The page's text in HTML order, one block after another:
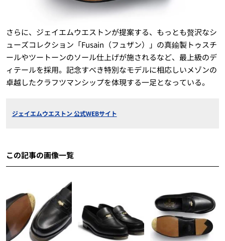
さらに、ジェイエムウエストンが提案する、もっとも贅沢なシ
ューズコレクション「Fusain（フュザン）」の真鍮製トゥスチ
ールやツートーンのソール仕上げが施されるなど、最上級のデ
ィテールを採用。記念すべき特別なモデルに相応しいメゾンの
卓越したクラフツマンシップを体現する一足となっている。
ジェイエムウエストン 公式WEBサイト
この記事の画像一覧